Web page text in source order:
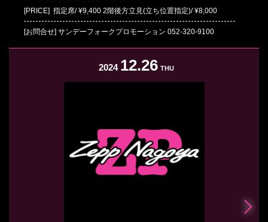
[PRICE] 指定席/ ¥9,400 2階後方立見(立ち位置指定)/ ¥8,000
[お問合せ] サンデーフォークプロモーション 052-320-9100
2024 12.26 THU